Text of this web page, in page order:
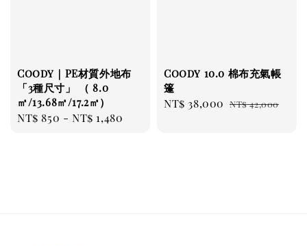
Coody｜PE材質外地布
「3種尺寸」 （ 8.0
㎡/13.68㎡/17.2㎡）
Regular
NT$ 850 -NT$ 1,480
Coody 10.0 棉布充氣帳
篷
Sale
NT$ 38,000 Regular
NT$ 42,000